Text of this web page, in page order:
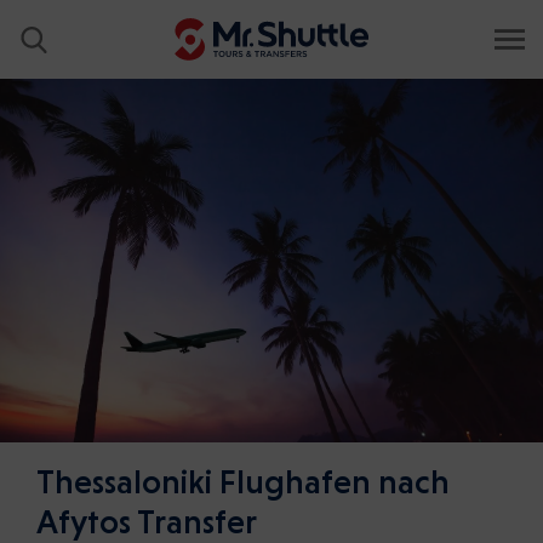
Thessaloniki Flughafen nach
Afytos Transfer